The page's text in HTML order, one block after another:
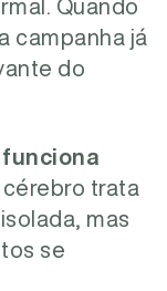
Quando
campanha já
do
funciona
cérebro trata
mas
se